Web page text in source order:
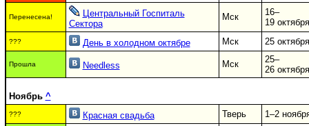
Перенесена!
Центральный Госпиталь
Сектора
Мск
16–
19 октября
??? День в холодном октябре Мск 25 октября
Прошла Needless Мск
25–
26 октября
Ноябрь ^
??? Красная свадьба Тверь 1–2